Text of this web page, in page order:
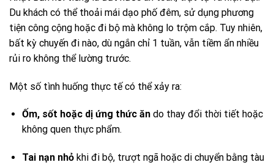
Du khách có thể thoải mái dạo phố đêm, sử dụng phương
tiện công cộng hoặc đi bộ mà không lo trộm cắp. Tuy nhiên,
bất kỳ chuyến đi nào, dù ngắn chỉ 1 tuần, vẫn tiềm ẩn nhiều
rủi ro không thể lường trước.
Một số tình huống thực tế có thể xảy ra:
Ốm, sốt hoặc dị ứng thức ăndo thay đổi thời tiết hoặc
không quen thực phẩm.
Tai nạn nhỏkhi đi bộ, trượt ngã hoặc di chuyển bằng tàu